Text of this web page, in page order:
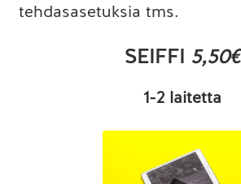
tehdasasetuksia tms.
SEIFFI 5,50€
1-2 laitetta